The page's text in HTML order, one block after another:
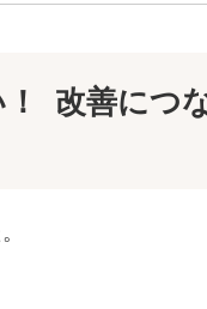
改善につ